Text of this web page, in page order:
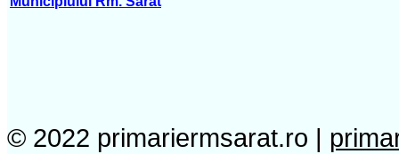
© 2022 primariermsarat.ro |